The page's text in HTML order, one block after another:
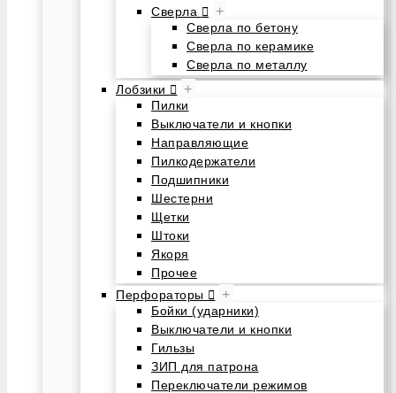
Сверла
+
Сверла по бетону
Сверла по керамике
Сверла по металлу
Лобзики
+
Пилки
Выключатели и кнопки
Направляющие
Пилкодержатели
Подшипники
Шестерни
Щетки
Штоки
Якоря
Прочее
Перфораторы
+
Бойки (ударники)
Выключатели и кнопки
Гильзы
ЗИП для патрона
Переключатели режимов